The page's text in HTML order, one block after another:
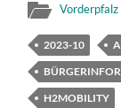
Vorderpfalz
2023-10
H2MOBILITY